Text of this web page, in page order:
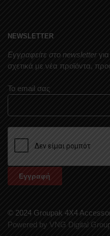
NEWSLETTER
Εγγραφείτε στο newsletter
σχετικά με νέα προϊόντα,
Το email σας
© 2024 Groupak 4X4
Powered by VNG Digital